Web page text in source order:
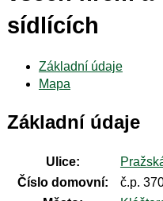
sídlících
Základní údaje
Mapa
Základní údaje
Ulice:
Číslo domovní:
č.p.